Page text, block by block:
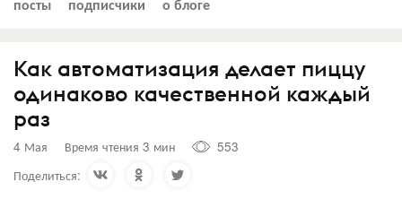
Как автоматизация делает пиццу
одинаково качественной каждый
раз
4 Мая Время чтения 3 мин
553
Поделиться: